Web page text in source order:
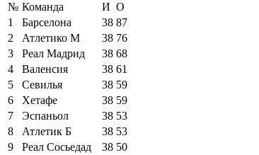
№ Команда И О
1
Барселона 38 87
2
Атлетико М 38 76
3
Реал Мадрид 38 68
4
Валенсия 38 61
5
Севилья 38 59
6
Хетафе 38 59
7
Эспаньол 38 53
8
Атлетик Б 38 53
9
Реал Сосьедад 38 50